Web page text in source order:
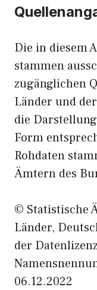
Die in diesem
stammen
zugänglichen
Länder und
die
Form
Rohdaten
Ämtern des
© Statistische
Länder,
der
06.12.2022